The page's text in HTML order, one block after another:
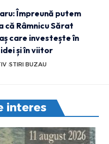
Împreună putem
că Râmnicu Sărat
care investește în
și în viitor
STIRI BUZAU
interes